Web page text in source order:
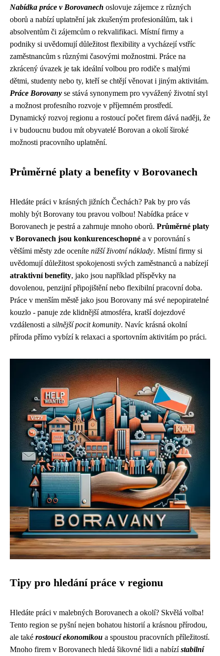
Nabídka práce v Borovanech oslovuje zájemce z různých
oborů a nabízí uplatnění jak zkušeným profesionálům, tak i
absolventům či zájemcům o rekvalifikaci. Místní firmy a
podniky si uvědomují důležitost flexibility a vycházejí vstříc
zaměstnancům s různými časovými možnostmi. Práce na
zkrácený úvazek je tak ideální volbou pro rodiče s malými
dětmi, studenty nebo ty, kteří se chtějí věnovat i jiným aktivitám.
Práce Borovany se stává synonymem pro vyvážený životní styl
a možnost profesního rozvoje v příjemném prostředí.
Dynamický rozvoj regionu a rostoucí počet firem dává naději, že
i v budoucnu budou mít obyvatelé Borovan a okolí široké
možnosti pracovního uplatnění.
Průměrné platy a benefity v Borovanech
Hledáte práci v krásných jižních Čechách? Pak by pro vás
mohly být Borovany tou pravou volbou! Nabídka práce v
Borovanech je pestrá a zahrnuje mnoho oborů. Průměrné platy
v Borovanech jsou konkurenceschopné a v porovnání s
většími městy zde oceníte nižší životní náklady. Místní firmy si
uvědomují důležitost spokojenosti svých zaměstnanců a nabízejí
atraktivní benefity, jako jsou například příspěvky na
dovolenou, penzijní připojištění nebo flexibilní pracovní doba.
Práce v menším městě jako jsou Borovany má své nepopiratelné
kouzlo - panuje zde klidnější atmosféra, kratší dojezdové
vzdálenosti a silnější pocit komunity. Navíc krásná okolní
příroda přímo vybízí k relaxaci a sportovním aktivitám po práci.
Tipy pro hledání práce v regionu
Hledáte práci v malebných Borovanech a okolí? Skvělá volba!
Tento region se pyšní nejen bohatou historií a krásnou přírodou,
ale také rostoucí ekonomikou a spoustou pracovních příležitostí.
Mnoho firem v Borovanech hledá šikovné lidi a nabízístabilní